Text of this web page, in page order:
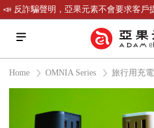
📣 反詐騙聲明，亞果元素不會要求客戶
可致電(02)-2738-9900聯繫我們
Home OMNIA Series 旅行用充